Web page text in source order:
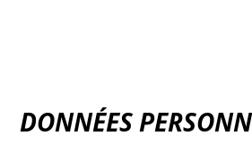
DONNÉES